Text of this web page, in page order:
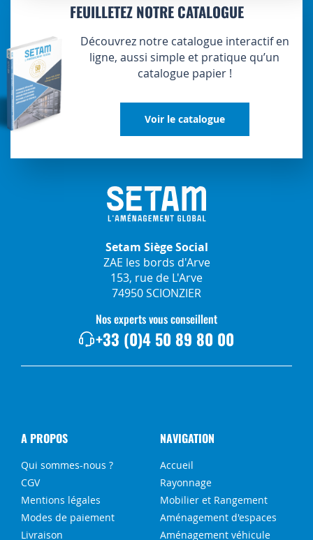
FEUILLETEZ NOTRE CATALOGUE
Découvrez notre catalogue interactif en
ligne, aussi simple et pratique qu’un
catalogue papier !
Voir le catalogue
Setam Siège Social
ZAE les bords d'Arve
153, rue de L'Arve
74950 SCIONZIER
Nos experts vous conseillent
+33 (0)4 50 89 80 00
A PROPOS
Qui sommes-nous ?
CGV
Mentions légales
Modes de paiement
Livraison
NAVIGATION
Accueil
Rayonnage
Mobilier et Rangement
Aménagement d'espaces
Aménagement véhicule